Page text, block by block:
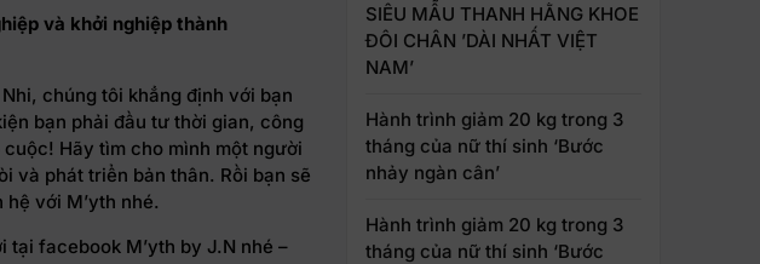
và khởi nghiệp thành
chúng tôi khẳng định với bạn
bạn phải đầu tư thời gian, công
Hãy tìm cho mình một người
và phát triển bản thân. Rồi bạn sẽ
với M’yth nhé.
tại facebook M’yth by J.N nhé –
SIÊU MẪU THANH HẰNG KHOE
ĐÔI CHÂN ’DÀI NHẤT VIỆT
NAM’
Hành trình giảm 20 kg trong 3
tháng của nữ thí sinh ‘Bước
nhảy ngàn cân’
Hành trình giảm 20 kg trong 3
tháng của nữ thí sinh ‘Bước